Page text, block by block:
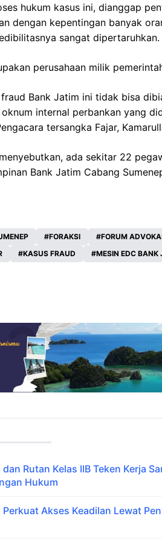
hukum kasus ini, dianggap
dengan kepentingan banyak
sangat dipertaruhkan.
perusahaan milik
Bank Jatim ini tidak bisa
internal perbankan yang
tersangka Fajar,
ada sekitar 22
Bank Jatim Cabang
FORAKSI
FORUM
KASUS FRAUD MESIN EDC BANK
Rutan Kelas IIB Teken Kerja
Hukum
Akses Keadilan Lewat